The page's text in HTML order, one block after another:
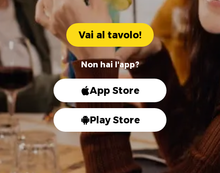
Vai al tavolo!
Non hai l'app?
App Store
Play Store